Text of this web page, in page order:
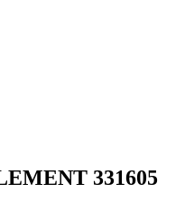
331605